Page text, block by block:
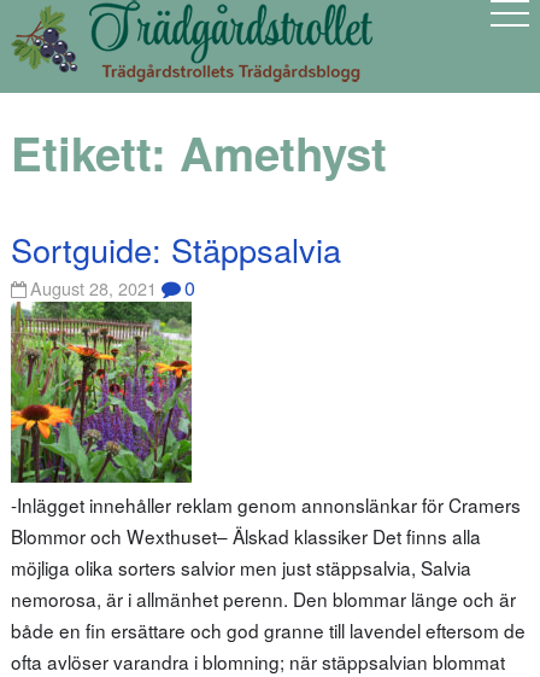
Etikett: Amethyst
Sortguide: Stäppsalvia
August 28, 2021 0
-Inlägget innehåller reklam genom annonslänkar för Cramers
Blommor och Wexthuset– Älskad klassiker Det finns alla
möjliga olika sorters salvior men just stäppsalvia, Salvia
nemorosa, är i allmänhet perenn. Den blommar länge och är
både en fin ersättare och god granne till lavendel eftersom de
ofta avlöser varandra i blomning; när stäppsalvian blommat